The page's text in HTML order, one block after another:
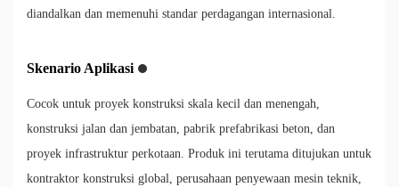
diandalkan dan memenuhi standar perdagangan internasional.
Skenario Aplikasi
Cocok untuk proyek konstruksi skala kecil dan menengah,
konstruksi jalan dan jembatan, pabrik prefabrikasi beton, dan
proyek infrastruktur perkotaan. Produk ini terutama ditujukan untuk
kontraktor konstruksi global, perusahaan penyewaan mesin teknik,